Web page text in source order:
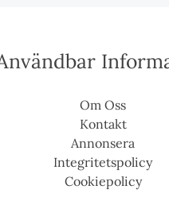
Om Oss
Kontakt
Annonsera
Integritetspolicy
Cookiepolicy